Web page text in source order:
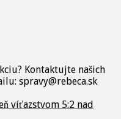
Kontaktujte našich
spravy@rebeca.sk
víťazstvom 5:2 nad